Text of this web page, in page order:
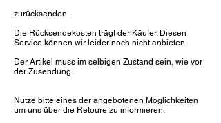
zurücksenden.
Die Rücksendekosten trägt der Käufer. Diesen
Service können wir leider noch nicht anbieten.
Der Artikel muss im selbigen Zustand sein, wie vor
der Zusendung.
Nutze bitte eines der angebotenen Möglichkeiten
um uns über die Retoure zu informieren: